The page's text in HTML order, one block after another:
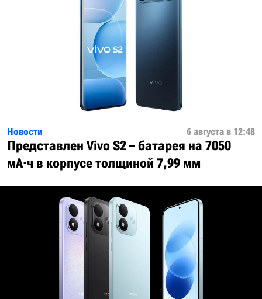
Новости 6 августа в 12:48
Представлен Vivo S2 – батарея на 7050
мА·ч в корпусе толщиной 7,99 мм